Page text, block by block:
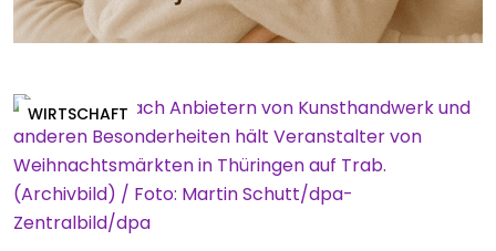
WIRTSCHAFT